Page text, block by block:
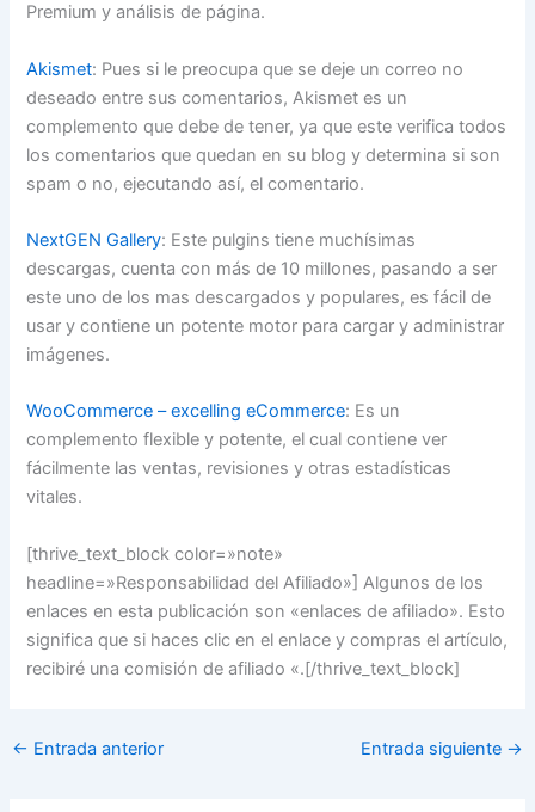
Premium y análisis de página.
Akismet: Pues si le preocupa que se deje un correo no
deseado entre sus comentarios, Akismet es un
complemento que debe de tener, ya que este verifica todos
los comentarios que quedan en su blog y determina si son
spam o no, ejecutando así, el comentario.
NextGEN Gallery: Este pulgins tiene muchísimas
descargas, cuenta con más de 10 millones, pasando a ser
este uno de los mas descargados y populares, es fácil de
usar y contiene un potente motor para cargar y administrar
imágenes.
WooCommerce – excelling eCommerce: Es un
complemento flexible y potente, el cual contiene ver
fácilmente las ventas, revisiones y otras estadísticas
vitales.
[thrive_text_block color=»note»
headline=»Responsabilidad del Afiliado»] Algunos de los
enlaces en esta publicación son «enlaces de afiliado». Esto
significa que si haces clic en el enlace y compras el artículo,
recibiré una comisión de afiliado «.[/thrive_text_block]
← Entrada anterior Entrada siguiente →